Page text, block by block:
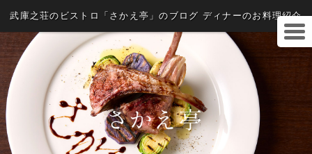
武庫之荘のビストロ「さかえ亭」のブログ ディナーのお料理紹介